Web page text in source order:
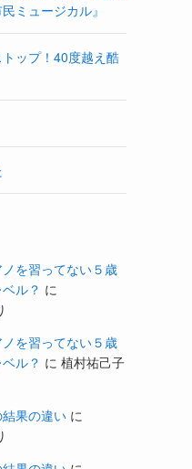
ミュージカル』
ップ！40度越え酷
を習ってない５歳
ル？ に
を習ってない５歳
ル？ に 植村祐己子
果の違い に